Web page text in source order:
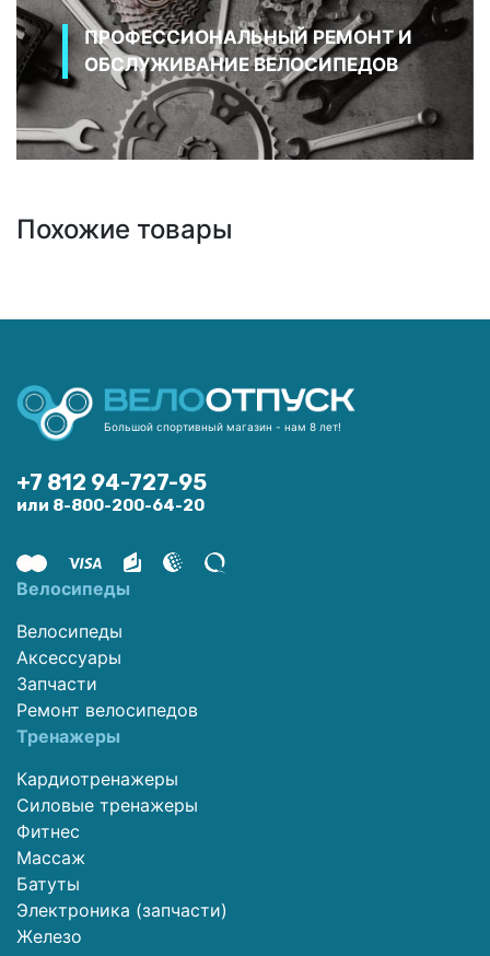
ПРОФЕССИОНАЛЬНЫЙ РЕМОНТ И
ОБСЛУЖИВАНИЕ ВЕЛОСИПЕДОВ
Похожие товары
Большой спортивный магазин - нам 8 лет!
+7 812 94-727-95
или 8-800-200-64-20
Велосипеды
Велосипеды
Аксессуары
Запчасти
Ремонт велосипедов
Тренажеры
Кардиотренажеры
Силовые тренажеры
Фитнес
Массаж
Батуты
Электроника (запчасти)
Железо